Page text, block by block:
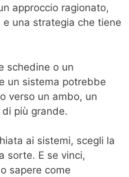
approccio ragionato,
una strategia che tiene
schedine o un
un sistema potrebbe
verso un ambo, un
più grande.
ai sistemi, scegli la
sorte. E se vinci,
sapere come